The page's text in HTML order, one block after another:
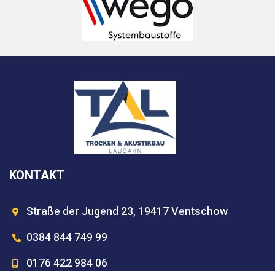
KONTAKT
Straße der Jugend 23, 19417 Ventschow
0384 844 749 99
0176 422 984 06